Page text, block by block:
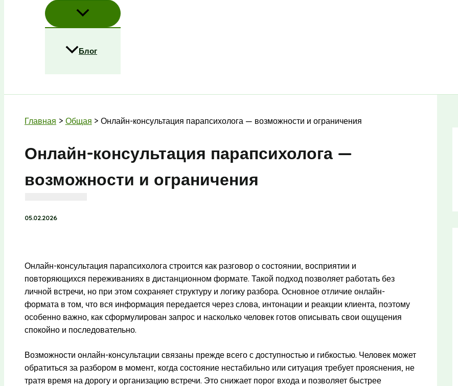
Блог
Главная Общая Онлайн-консультация парапсихолога — возможности и ограничения
Онлайн-консультация парапсихолога —
возможности и ограничения
05.02.2026
Онлайн-консультация парапсихолога строится как разговор о состоянии, восприятии и
повторяющихся переживаниях в дистанционном формате. Такой подход позволяет работать без
личной встречи, но при этом сохраняет структуру и логику разбора. Основное отличие онлайн-
формата в том, что вся информация передается через слова, интонации и реакции клиента, поэтому
особенно важно, как сформулирован запрос и насколько человек готов описывать свои ощущения
спокойно и последовательно.
Возможности онлайн-консультации связаны прежде всего с доступностью и гибкостью. Человек может
обратиться за разбором в момент, когда состояние нестабильно или ситуация требует прояснения, не
тратя время на дорогу и организацию встречи. Это снижает порог входа и позволяет быстрее